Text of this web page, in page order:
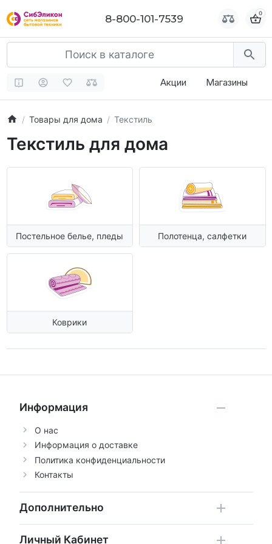
8-800-101-7539 0
Акции Магазины
Товары для дома Текстиль
Текстиль для дома
Постельное белье, пледы Полотенца, салфетки
Коврики
Информация
О нас
Информация о доставке
Политика конфиденциальности
Контакты
Дополнительно
Личный Кабинет
8-800-101-7539 0